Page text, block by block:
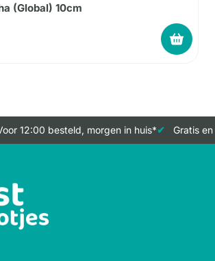
(Global) 10cm
12:00 besteld, morgen in huis* Gratis en